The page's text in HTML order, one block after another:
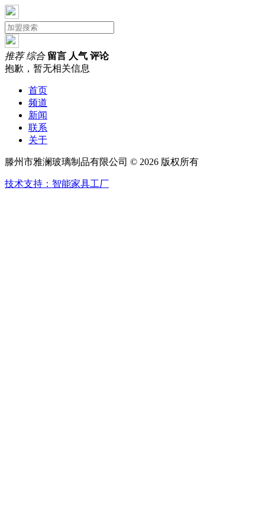
推荐 综合 留言 人气 评论
抱歉，暂无相关信息
首页
频道
新闻
联系
关于
滕州市雅澜玻璃制品有限公司 © 2026 版权所有
技术支持：智能家具工厂